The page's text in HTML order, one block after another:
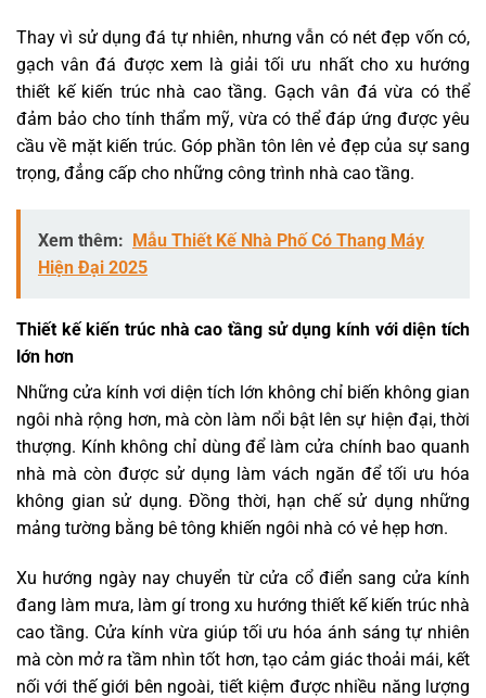
Thay vì sử dụng đá tự nhiên, nhưng vẫn có nét đẹp vốn có,
gạch vân đá được xem là giải tối ưu nhất cho xu hướng
thiết kế kiến trúc nhà cao tầng. Gạch vân đá vừa có thể
đảm bảo cho tính thẩm mỹ, vừa có thể đáp ứng được yêu
cầu về mặt kiến trúc. Góp phần tôn lên vẻ đẹp của sự sang
trọng, đẳng cấp cho những công trình nhà cao tầng.
Xem thêm: Mẫu Thiết Kế Nhà Phố Có Thang Máy
Hiện Đại 2025
Thiết kế kiến trúc nhà cao tầng sử dụng kính với diện tích
lớn hơn
Những cửa kính vơi diện tích lớn không chỉ biến không gian
ngôi nhà rộng hơn, mà còn làm nổi bật lên sự hiện đại, thời
thượng. Kính không chỉ dùng để làm cửa chính bao quanh
nhà mà còn được sử dụng làm vách ngăn để tối ưu hóa
không gian sử dụng. Đồng thời, hạn chế sử dụng những
mảng tường bằng bê tông khiến ngôi nhà có vẻ hẹp hơn.
Xu hướng ngày nay chuyển từ cửa cổ điển sang cửa kính
đang làm mưa, làm gí trong xu hướng thiết kế kiến trúc nhà
cao tầng. Cửa kính vừa giúp tối ưu hóa ánh sáng tự nhiên
mà còn mở ra tầm nhìn tốt hơn, tạo cảm giác thoải mái, kết
nối với thế giới bên ngoài, tiết kiệm được nhiều năng lượng